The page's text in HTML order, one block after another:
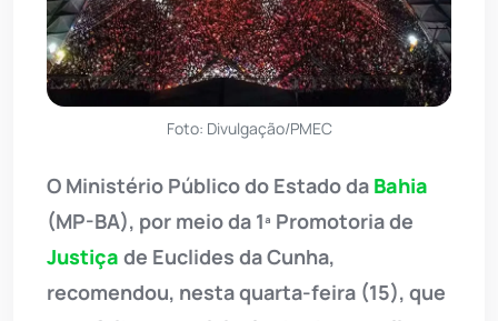
Foto: Divulgação/PMEC
O Ministério Público do Estado da Bahia
(MP-BA), por meio da 1ª Promotoria de
Justiça de Euclides da Cunha,
recomendou, nesta quarta-feira (15), que